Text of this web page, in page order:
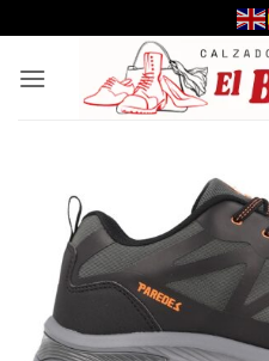
al
contenido